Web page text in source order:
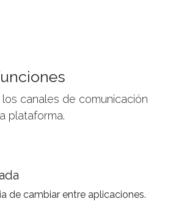
canales de comunicación
plataforma.
de cambiar entre aplicaciones.